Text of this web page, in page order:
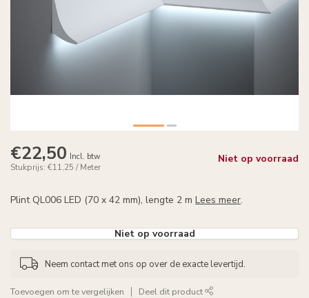
€22,50 Incl. btw
Stukprijs: €11,25 / Meter
Niet op voorraad
Plint QL006 LED (70 x 42 mm), lengte 2 m Lees meer.
Niet op voorraad
Neem contact met ons op over de exacte levertijd.
Toevoegen om te vergelijken Deel dit product